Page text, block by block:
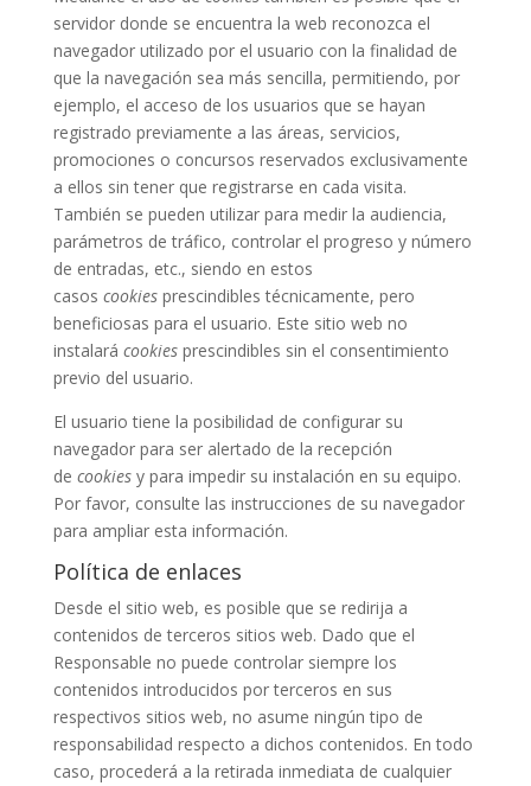
servidor donde se encuentra la web reconozca el
navegador utilizado por el usuario con la finalidad de
que la navegación sea más sencilla, permitiendo, por
ejemplo, el acceso de los usuarios que se hayan
registrado previamente a las áreas, servicios,
promociones o concursos reservados exclusivamente
a ellos sin tener que registrarse en cada visita.
También se pueden utilizar para medir la audiencia,
parámetros de tráfico, controlar el progreso y número
de entradas, etc., siendo en estos
casos cookiesprescindibles técnicamente, pero
beneficiosas para el usuario. Este sitio web no
instalará cookiesprescindibles sin el consentimiento
previo del usuario.
El usuario tiene la posibilidad de configurar su
navegador para ser alertado de la recepción
de cookiesy para impedir su instalación en su equipo.
Por favor, consulte las instrucciones de su navegador
para ampliar esta información.
Política de enlaces
Desde el sitio web, es posible que se redirija a
contenidos de terceros sitios web. Dado que el
Responsable no puede controlar siempre los
contenidos introducidos por terceros en sus
respectivos sitios web, no asume ningún tipo de
responsabilidad respecto a dichos contenidos. En todo
caso, procederá a la retirada inmediata de cualquier